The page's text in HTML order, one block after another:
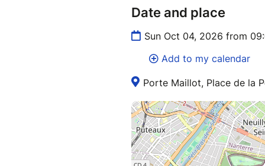
Pour les mineurs, une
doivent être fournis.
Date and place
Sun Oct 04, 2026 from
Add to my calendar
Porte Maillot, Place de la